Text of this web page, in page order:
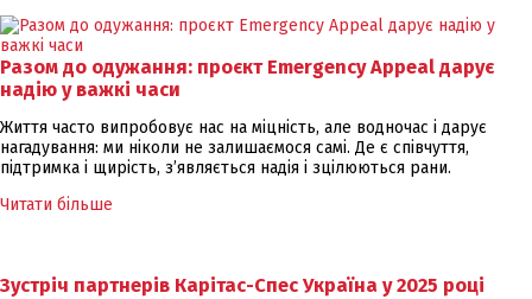
Разом до одужання: проєкт Emergency Appeal дарує
надію у важкі часи
Життя часто випробовує нас на міцність, але водночас і дарує
нагадування: ми ніколи не залишаємося самі. Де є співчуття,
підтримка і щирість, з’являється надія і зцілюються рани.
Читати більше
Зустріч партнерів Карітас-Спес Україна у 2025 році